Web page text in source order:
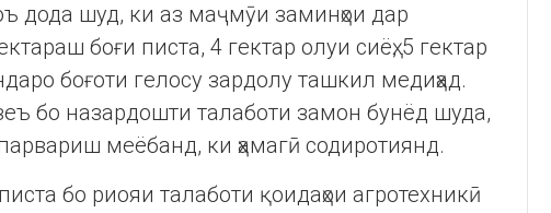
дода шуд, ки аз маҷмӯи заминҳои дар
боғи писта, 4 гектар олуи сиёҳ, 5 гектар
боғоти гелосу зардолу ташкил медиҳад.
бо назардошти талаботи замон бунёд шуда,
меёбанд, ки ҳамагӣ содиротиянд.
бо риояи талаботи қоидаҳои агротехникӣ